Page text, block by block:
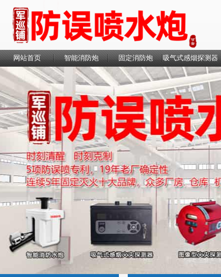
网站首页 智能消防炮 固定消防炮 吸气式感烟探测器
联系我们